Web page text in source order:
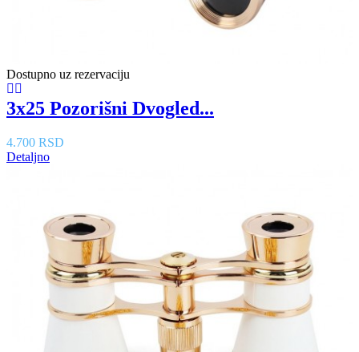
Dostupno uz rezervaciju
3x25 Pozorišni Dvogled...
4.700 RSD
Detaljno